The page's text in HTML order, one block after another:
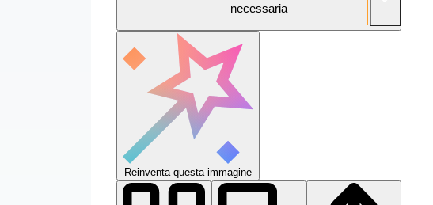
necessaria
Reinventa questa immagine